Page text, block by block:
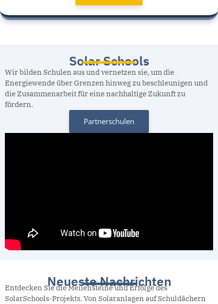
Solar Schools
Wir bilden Schulen aus und vernetzen sie, um die
Energiewende über Grenzen hinweg zu beschleunigen und
die Zusammenarbeit für eine nachhaltige Zukunft zu
fördern.
Partnerschulen
Neueste Nachrichten
Entdecken Sie die Meilensteine und Erfolge des
SolarSchools-Projekts. Von Solaranlagen auf Schuldächern